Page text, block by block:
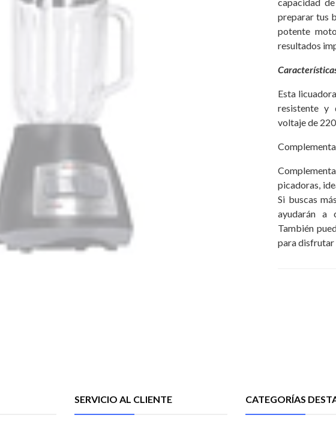
preparar tus
potente
resultados
Esta
resistente y
voltaje de
picadoras,
Si buscas
ayudarán a
También
para disfrutar
SERVICIO AL CLIENTE CATEGORÍAS